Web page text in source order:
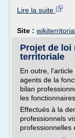
Lire la suite
Site :
Projet de loi
territoriale
En outre,
agents de la
bilan
les
Effectués à la
professionnels
professionnelles